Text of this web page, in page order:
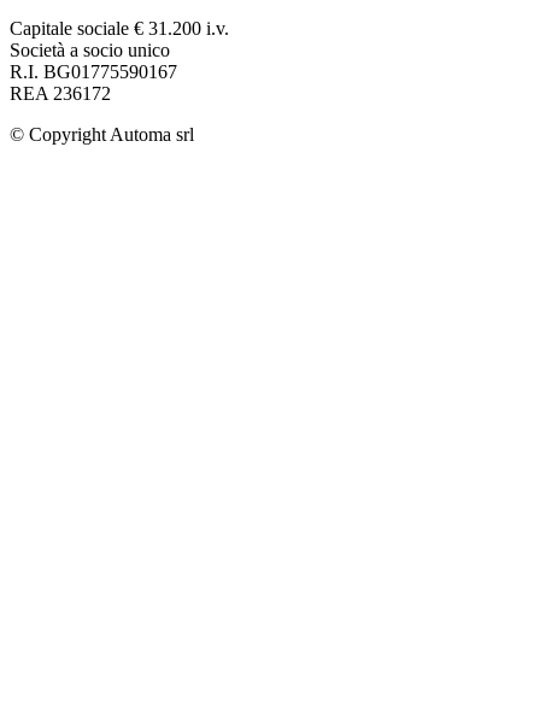
Capitale sociale € 31.200 i.v.
Società a socio unico
R.I. BG01775590167
REA 236172
© Copyright Automa srl